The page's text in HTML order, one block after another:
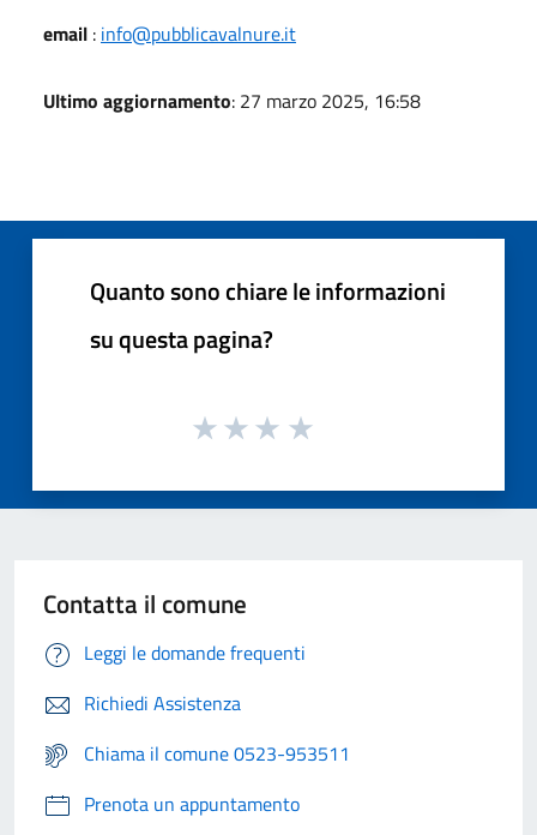
email : info@pubblicavalnure.it
Ultimo aggiornamento: 27 marzo 2025, 16:58
Quanto sono chiare le informazioni
su questa pagina?
Contatta il comune
Leggi le domande frequenti
Richiedi Assistenza
Chiama il comune 0523-953511
Prenota un appuntamento